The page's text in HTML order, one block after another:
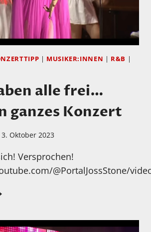
| MUSIKER:INNEN | R&B |
alle frei…
ganzes Konzert
3. Oktober 2023
Versprochen!
@PortalJossStone/